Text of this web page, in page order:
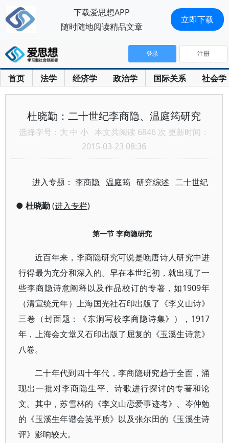
首页 法学 经济学 政治学 国际关系 社会学
登录 注册
杜晓勤：二十世纪李商隐、温庭筠研究
选择字号： 大 中 小 本文共阅读 6846 次 更新时间：
2015-03-23 08:36
进入专题：李商隐 温庭筠 研究综述 二十世纪
● 杜晓勤(进入专栏)
第一节 李商隐研究
近百年来，李商隐研究可说是晚唐诗人研究中进
行得最为充分和深入的。早在本世纪初，就出现了一
些李商隐诗意阐释以及作品校订的专著，如1909年
（清宣统元年）上海国光社石印出版了《李义山诗》
三卷（封面题：《东涧写校李商隐诗集》），1917
年，上海会文堂又石印出版了屈复的《玉溪生诗意》
八卷。
二十年代到四十年代，李商隐研究趋于全面，涌
现出一批对李商隐生平、诗歌进行探讨的专著和论
文。其中，苏雪林的《李义山恋爱事迹考》、岑仲勉
的《玉溪生年谱会笺平质》以及张尔田的《玉溪生诗
评》影响较大。
下载爱思想APP
随时随地阅读精品文章
立即下载